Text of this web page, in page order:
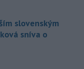
slovenským
sníva o